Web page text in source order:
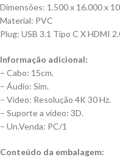
Dimensões: 1.500 x 16.000 x
Material: PVC
Plug: USB 3.1 Tipo C X HDMI
Informação adicional:
– Cabo: 15cm.
– Áudio: Sim.
– Vídeo: Resolução 4K 30 Hz.
– Suporte a vídeo: 3D.
– Un.Venda: PC/1
Conteúdo da embalagem: